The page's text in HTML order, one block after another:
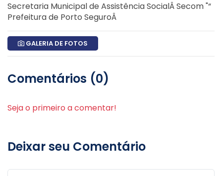
Secretaria Municipal de Assistência SocialÂ Secom "“
Prefeitura de Porto SeguroÂ
GALERIA DE FOTOS
Comentários (0)
Seja o primeiro a comentar!
Deixar seu Comentário